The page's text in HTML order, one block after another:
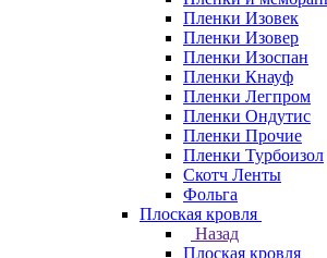
Пленки Изовек
Пленки Изовер
Пленки Изоспан
Пленки Кнауф
Пленки Легпром
Пленки Ондутис
Пленки Прочие
Пленки Турбоизол
Скотч Ленты
Фольга
Плоская кровля
Назад
Плоская кровля